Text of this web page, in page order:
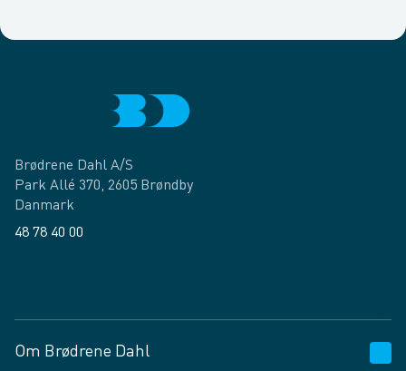
Brødrene Dahl A/S
Park Allé 370, 2605 Brøndby
Danmark
48 78 40 00
Om Brødrene Dahl